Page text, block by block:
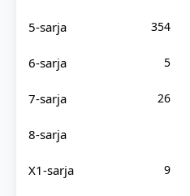
5-sarja 354
6-sarja 5
7-sarja 26
8-sarja
X1-sarja 9